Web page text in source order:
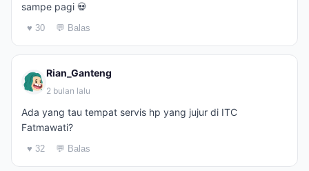
sampe pagi 💀
♥ 30 💬 Balas
Rian_Ganteng
2 bulan lalu
Ada yang tau tempat servis hp yang jujur di ITC
Fatmawati?
♥ 32 💬 Balas